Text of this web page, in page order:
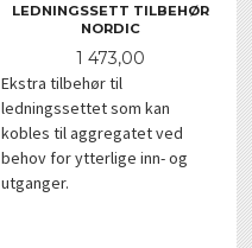
LEDNINGSSETT TILBEHØR
NORDIC
Pris
1 473,00
Ekstra tilbehør til
ledningssettet som kan
kobles til aggregatet ved
behov for ytterlige inn- og
utganger.